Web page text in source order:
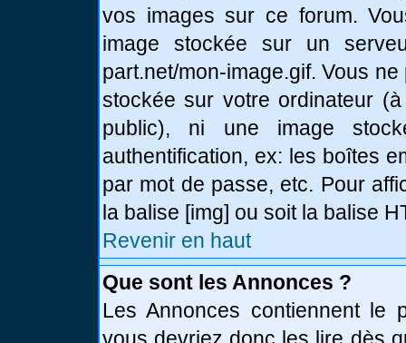
vos images sur ce forum.
image stockée sur un
part.net/mon-image.gif. Vous
stockée sur votre ordinateur
public), ni une image
authentification, ex: les boîtes
par mot de passe, etc. Pour
la balise [img] ou soit la balise
Revenir en haut
Que sont les Annonces ?
Les Annonces contiennent le